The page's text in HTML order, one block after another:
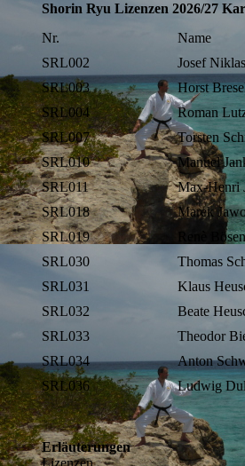
Shorin Ryu Lizenzen 2026/27
Nr.
Name
SRL002
Josef Niklas
SRL003
Horst
SRL004
Roman
SRL007
Torsten
SRL010
Manuel
SRL011
Max-Henri
SRL018
Marek
SRL019
Renè
SRL030
Thomas
SRL031
Klaus
SRL032
Beate
SRL033
Theodor
SRL034
Anton
SRL036
Ludwig
Erläuterungen